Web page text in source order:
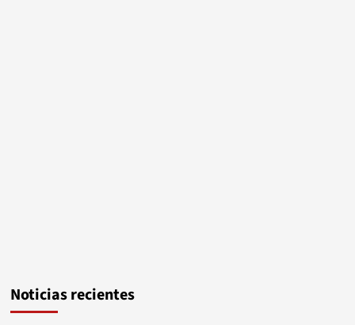
Noticias recientes